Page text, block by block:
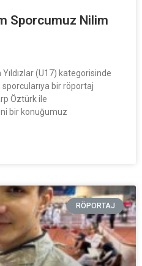
Sporcumuz Nilim
(U17) kategorisinde
bir röportaj
Öztürk ile
bir konuğumuz
RÖPORTAJ